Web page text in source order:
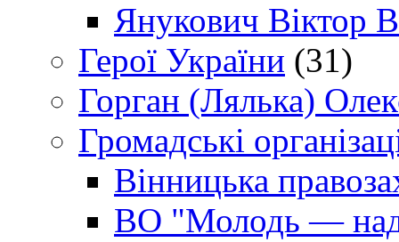
Янукович Віктор
Герої України (31)
Горган (Лялька)
Громадські
Вінницька
ВО "Молодь —